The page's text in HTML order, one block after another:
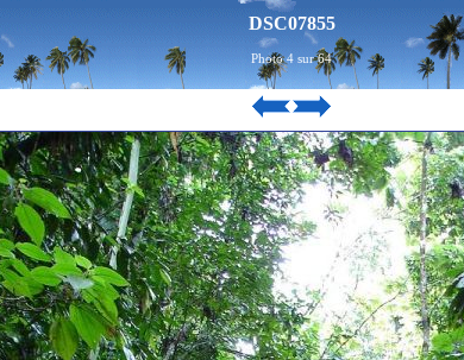
DSC07855
Photo 4 sur 64